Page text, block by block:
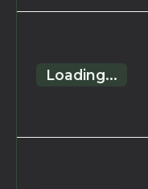
Loading...